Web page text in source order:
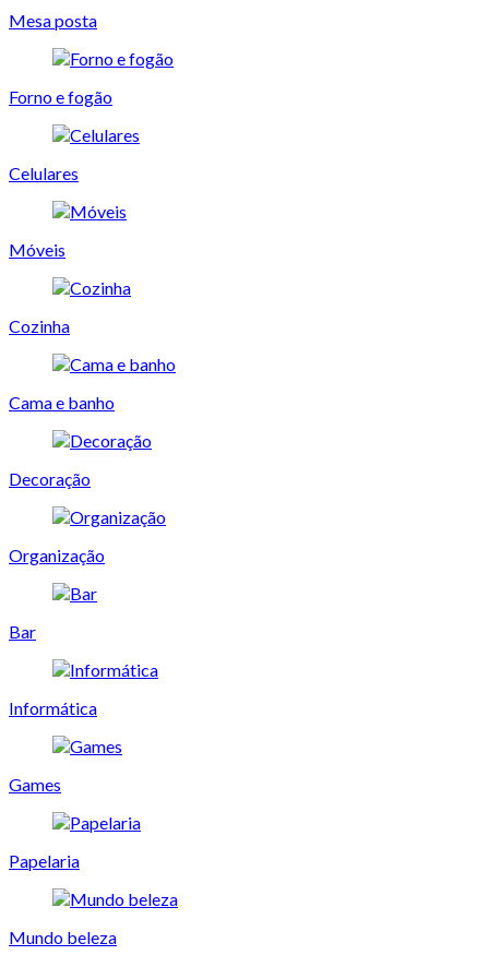
Mesa posta
Forno e fogão
Celulares
Móveis
Cozinha
Cama e banho
Decoração
Organização
Bar
Informática
Games
Papelaria
Mundo beleza